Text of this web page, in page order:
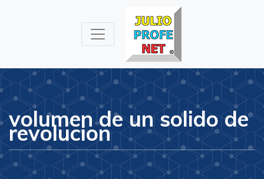
Física
volumen de un solido de
revolucion